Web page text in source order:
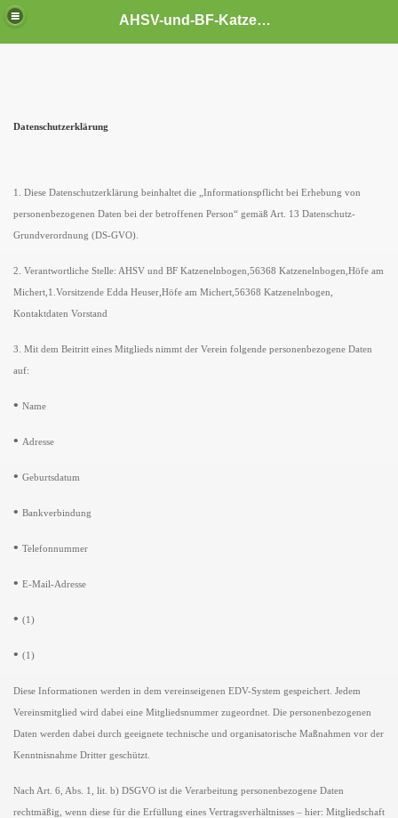
AHSV-und-BF-Katzenelnbogen
Datenschutzerklärung
1. Diese Datenschutzerklärung beinhaltet die „Informationspflicht bei Erhebung von
personenbezogenen Daten bei der betroffenen Person“ gemäß Art. 13 Datenschutz-
Grundverordnung (DS-GVO).
2. Verantwortliche Stelle: AHSV und BF Katzenelnbogen,56368 Katzenelnbogen,Höfe am
Michert,1.Vorsitzende Edda Heuser,Höfe am Michert,56368 Katzenelnbogen,
Kontaktdaten Vorstand
3. Mit dem Beitritt eines Mitglieds nimmt der Verein folgende personenbezogene Daten
auf:
• Name
• Adresse
• Geburtsdatum
• Bankverbindung
• Telefonnummer
• E-Mail-Adresse
• (1)
• (1)
Diese Informationen werden in dem vereinseigenen EDV-System gespeichert. Jedem
Vereinsmitglied wird dabei eine Mitgliedsnummer zugeordnet. Die personenbezogenen
Daten werden dabei durch geeignete technische und organisatorische Maßnahmen vor der
Kenntnisnahme Dritter geschützt.
Nach Art. 6, Abs. 1, lit. b) DSGVO ist die Verarbeitung personenbezogene Daten
rechtmäßig, wenn diese für die Erfüllung eines Vertragsverhältnisses – hier: Mitgliedschaft